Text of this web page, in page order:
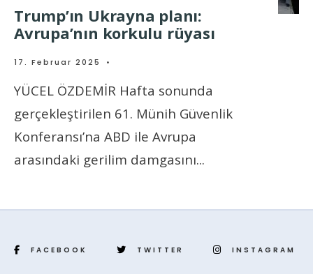
Trump’ın Ukrayna planı:
Avrupa’nın korkulu rüyası
17. Februar 2025 •
YÜCEL ÖZDEMİR Hafta sonunda
gerçekleştirilen 61. Münih Güvenlik
Konferansı’na ABD ile Avrupa
arasındaki gerilim damgasını...
FACEBOOK TWITTER INSTAGRAM